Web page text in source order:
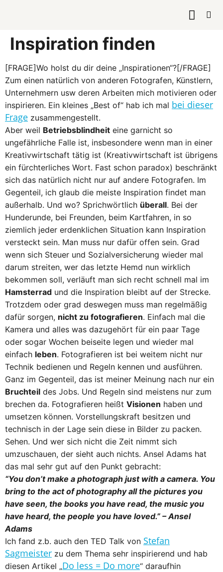
Inspiration finden
[FRAGE]Wo holst du dir deine „Inspirationen“?[/FRAGE]
Zum einen natürlich von anderen Fotografen, Künstlern,
Unternehmern usw deren Arbeiten mich motivieren oder
inspirieren. Ein kleines „Best of“ hab ich mal bei dieser
Frage zusammengestellt.
Aber weil Betriebsblindheit eine garnicht so
ungefährliche Falle ist, insbesondere wenn man in einer
Kreativwirtschaft tätig ist (Kreativwirtschaft ist übrigens
ein fürchterliches Wort. Fast schon paradox) beschränkt
sich das natürlich nicht nur auf andere Fotografen. Im
Gegenteil, ich glaub die meiste Inspiration findet man
außerhalb. Und wo? Sprichwörtlich überall. Bei der
Hunderunde, bei Freunden, beim Kartfahren, in so
ziemlich jeder erdenklichen Situation kann Inspiration
versteckt sein. Man muss nur dafür offen sein. Grad
wenn sich Steuer und Sozialversicherung wieder mal
darum streiten, wer das letzte Hemd nun wirklich
bekommen soll, verläuft man sich recht schnell mal im
Hamsterrad und die Inspiration bleibt auf der Strecke.
Trotzdem oder grad deswegen muss man regelmäßig
dafür sorgen, nicht zu fotografieren. Einfach mal die
Kamera und alles was dazugehört für ein paar Tage
oder sogar Wochen beiseite legen und wieder mal
einfach leben. Fotografieren ist bei weitem nicht nur
Technik bedienen und Regeln kennen und ausführen.
Ganz im Gegenteil, das ist meiner Meinung nach nur ein
Bruchteil des Jobs. Und Regeln sind meistens nur zum
brechen da. Fotografieren heißt Visionen haben und
umsetzen können. Vorstellungskraft besitzen und
technisch in der Lage sein diese in Bilder zu packen.
Sehen. Und wer sich nicht die Zeit nimmt sich
umzuschauen, der sieht auch nichts. Ansel Adams hat
das mal sehr gut auf den Punkt gebracht:
“You don’t make a photograph just with a camera. You
bring to the act of photography all the pictures you
have seen, the books you have read, the music you
have heard, the people you have loved.” – Ansel
Adams
Ich fand z.b. auch den TED Talk von Stefan
Sagmeister zu dem Thema sehr inspirierend und hab
diesen Artikel „Do less = Do more“ daraufhin